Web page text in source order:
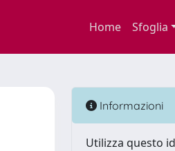
Home Sfoglia
Informazioni
Utilizza questo